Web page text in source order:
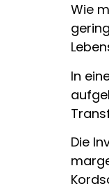
Wie
In
Die